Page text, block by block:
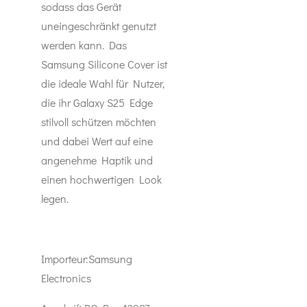
sodass das Gerät
uneingeschränkt genutzt
werden kann. Das
Samsung Silicone Cover ist
die ideale Wahl für Nutzer,
die ihr Galaxy S25 Edge
stilvoll schützen möchten
und dabei Wert auf eine
angenehme Haptik und
einen hochwertigen Look
legen.
Importeur:Samsung
Electronics